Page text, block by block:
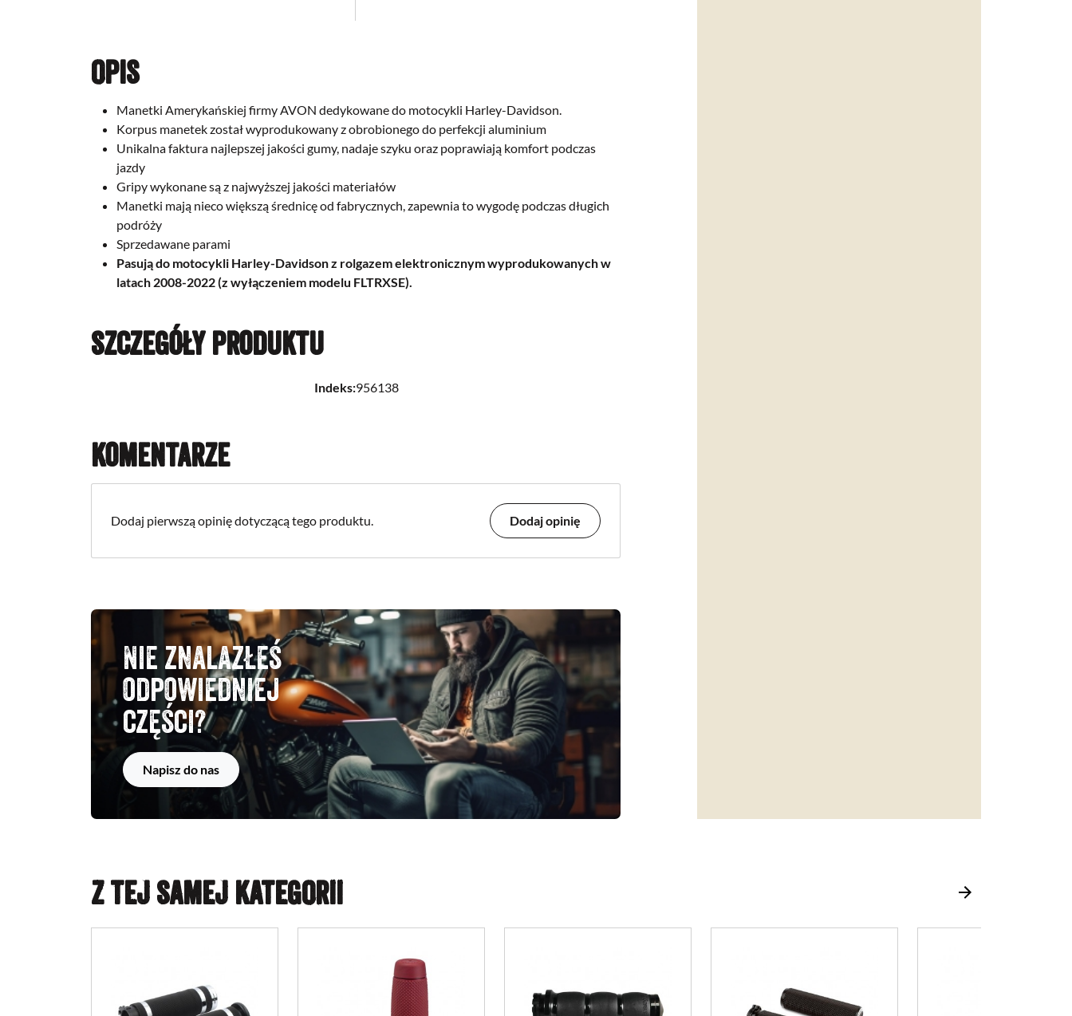
Opis
Manetki Amerykańskiej firmy AVON dedykowane do motocykli Harley-Davidson.
Korpus manetek został wyprodukowany z obrobionego do perfekcji aluminium
Unikalna faktura najlepszej jakości gumy, nadaje szyku oraz poprawiają komfort podczas
jazdy
Gripy wykonane są z najwyższej jakości materiałów
Manetki mają nieco większą średnicę od fabrycznych, zapewnia to wygodę podczas długich
podróży
Sprzedawane parami
Pasują do motocykli Harley-Davidson z rolgazem elektronicznym wyprodukowanych w
latach 2008-2022 (z wyłączeniem modelu FLTRXSE).
Szczegóły produktu
Indeks:956138
Komentarze
Dodaj pierwszą opinię dotyczącą tego produktu. Dodaj opinię
Nie znalazłeś
odpowiedniej
części?
Napisz do nas
Z TEJ SAMEJ KATEGORII